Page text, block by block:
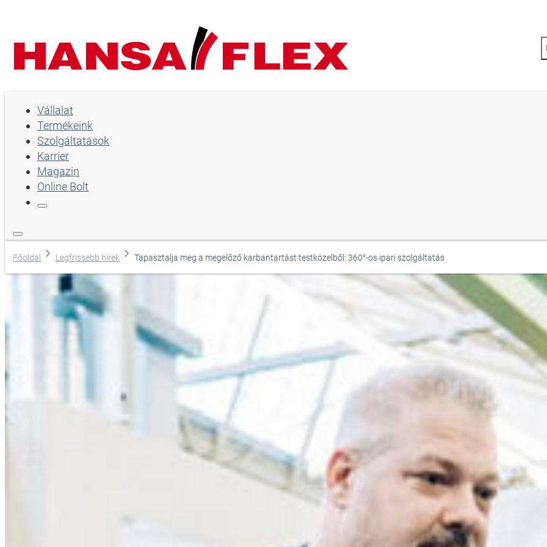
Vállalat
Termékeink
Szolgáltatások
Karrier
Magazin
Online Bolt
Főoldal Legfrissebb hírek Tapasztalja meg a megelőző karbantartást testközelből: 360°-os ipari szolgáltatás
Afrika
Magyar
Kérdése van szolgáltatásainkkal és termékeinkkel
kapcsolatban? Vagy segítségre van szüksége?
+36 1 4560499
Azonnali kiszolgálás
+36 30 552 6600
7:30 - 16:00
Vagy
Vállalat
Termékeink
Szolgáltatások
Karrier
Nyelv
Angol
Segítségnyújtás és kapcsolatfelvétel
Szaküzlet kereső